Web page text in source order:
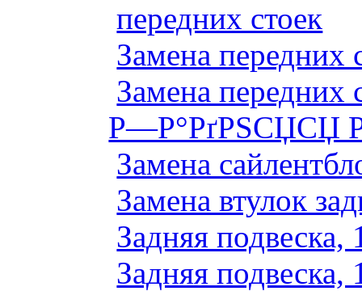
передних стоек
Замена передних
Замена передних
Р—Р°РґРЅСЏСЏ
Замена
Замена втулок
Задняя подвеска,
Задняя подвеска,